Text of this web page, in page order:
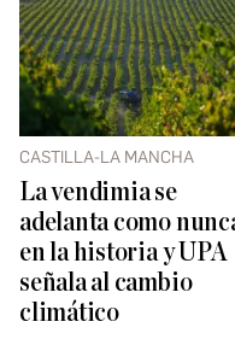
CASTILLA-LA MANCHA
La vendimia se
adelanta como
en la historia y UPA
señala al cambio
climático